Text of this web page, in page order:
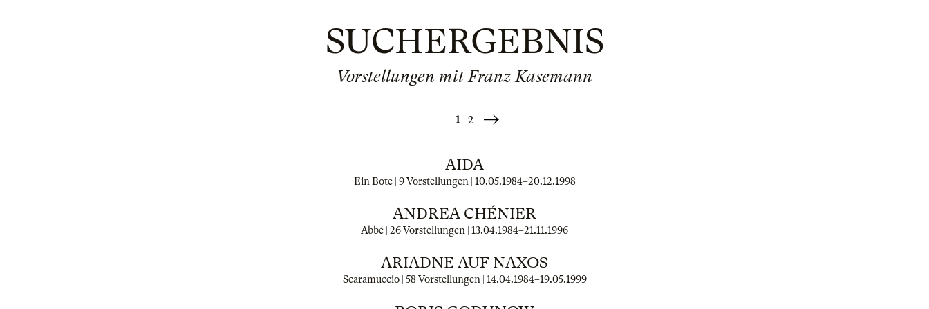
SUCHERGEBNIS
Vorstellungen mit Franz Kasemann
1 2
Weiter
AIDA
Ein Bote | 9 Vorstellungen | 10.05.1984–20.12.1998
ANDREA CHÉNIER
Abbé | 26 Vorstellungen | 13.04.1984–21.11.1996
ARIADNE AUF NAXOS
Scaramuccio | 58 Vorstellungen | 14.04.1984–19.05.1999